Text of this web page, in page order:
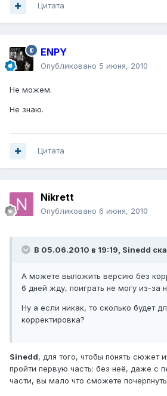
Цитата
ENPY
Опубликовано 5 июня, 2010
Не можем.
Не знаю.
Цитата
Nikrett
Опубликовано 6 июня, 2010
В 05.06.2010 в 19:19, Sinedd
А можете выложить версию без
6 дней жду, поиграть не могу из-за
Ну а если никак, то сколько будет
корректировка?
Sinedd, для того, чтобы понять сюжет
пройти первую часть: без неё, даже с
части, вы мало что сможете